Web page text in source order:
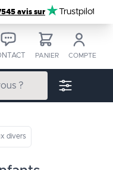
avis sur Trustpilot
PANIER COMPTE
divers